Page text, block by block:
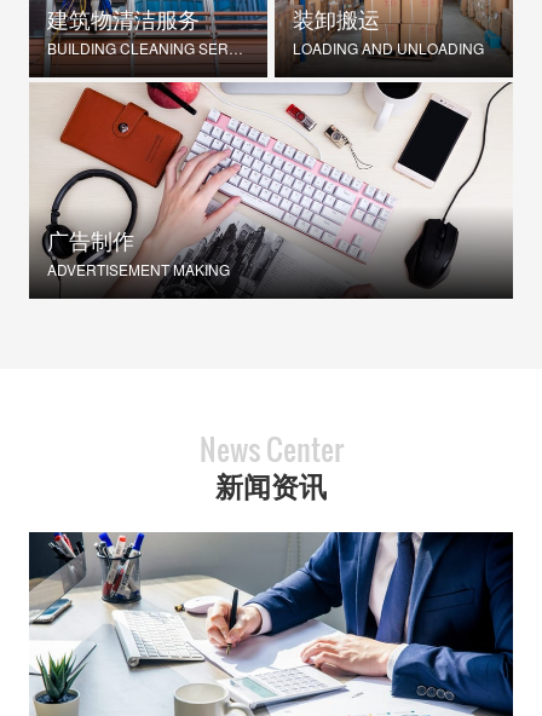
建筑物清洁服务
BUILDING CLEANING SERVICES
装卸搬运
LOADING AND UNLOADING
广告制作
ADVERTISEMENT MAKING
News Center
新闻资讯